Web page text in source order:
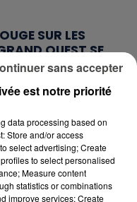
SUR LES
OUEST SE
TABAC BIENTÔT
LES
est notre priorité
data processing based on
Store and/or access
select advertising; Create
to select personalised
Measure content
statistics or combinations
improve services; Create
sans accepter